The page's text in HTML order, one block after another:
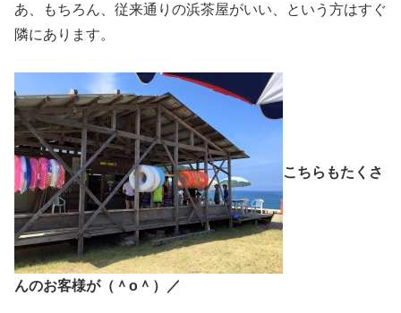
あ、もちろん、従来通りの浜茶屋がいい、という方はすぐ
隣にあります。
こちらもたくさ
んのお客様が（＾o＾）／